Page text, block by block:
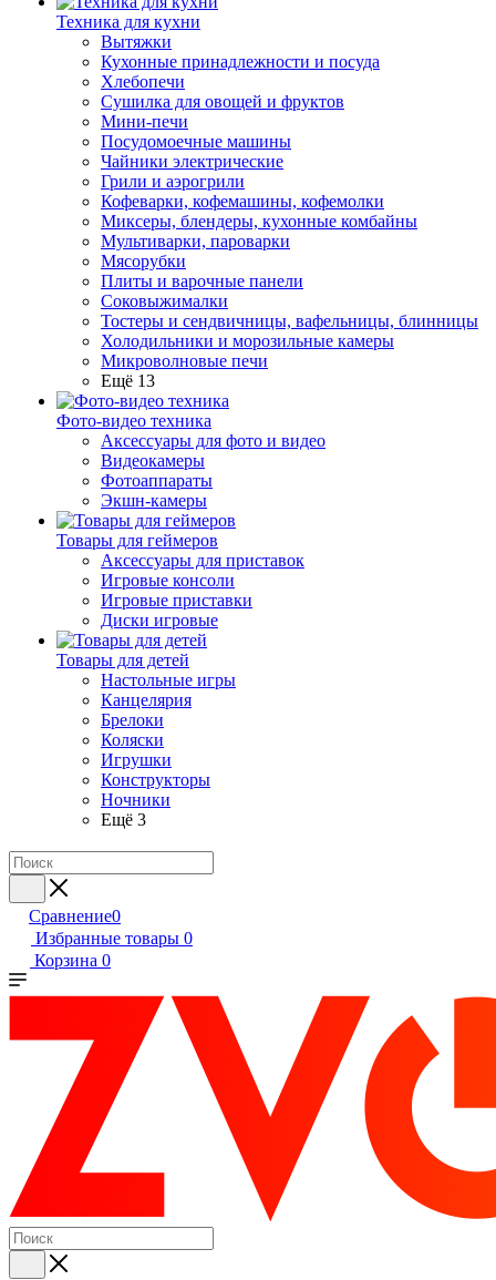
Техника для кухни
Вытяжки
Кухонные принадлежности и посуда
Хлебопечи
Сушилка для овощей и фруктов
Мини-печи
Посудомоечные машины
Чайники электрические
Грили и аэрогрили
Кофеварки, кофемашины, кофемолки
Миксеры, блендеры, кухонные комбайны
Мультиварки, пароварки
Мясорубки
Плиты и варочные панели
Соковыжималки
Тостеры и сендвичницы, вафельницы, блинницы
Холодильники и морозильные камеры
Микроволновые печи
Ещё 13
Фото-видео техника
Аксессуары для фото и видео
Видеокамеры
Фотоаппараты
Экшн-камеры
Товары для геймеров
Аксессуары для приставок
Игровые консоли
Игровые приставки
Диски игровые
Товары для детей
Настольные игры
Канцелярия
Брелоки
Коляски
Игрушки
Конструкторы
Ночники
Ещё 3
Сравнение0
Избранные товары 0
Корзина 0